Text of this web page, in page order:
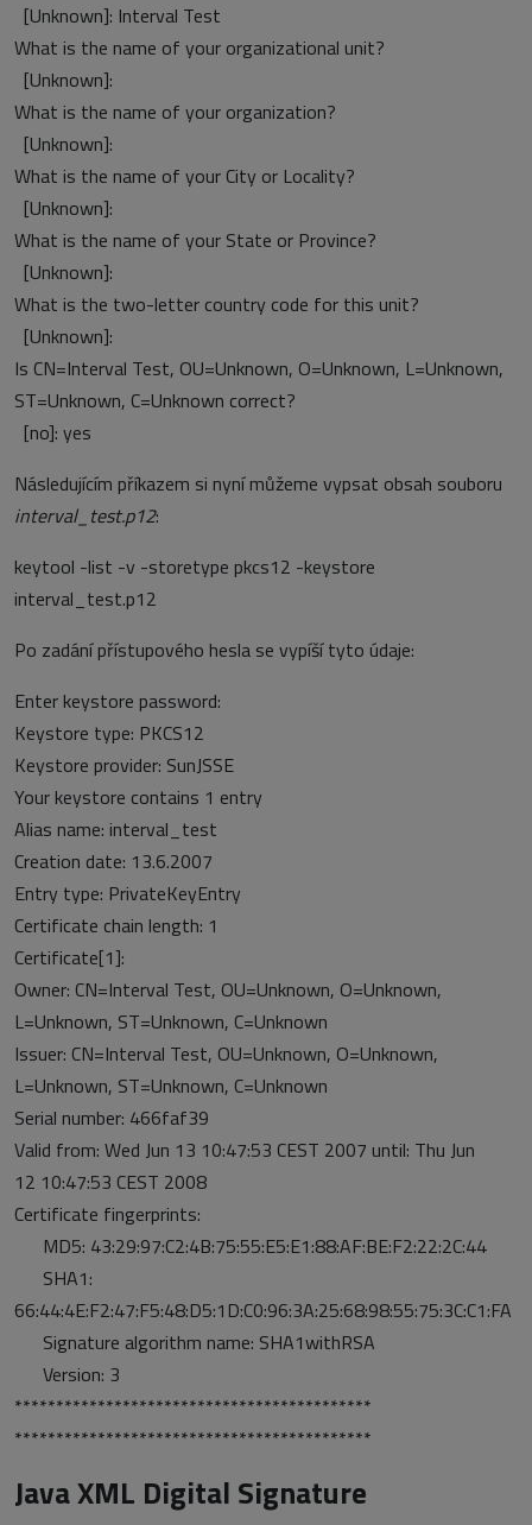
[Unknown]: Interval Test
What is the name of your organizational unit?
[Unknown]:
What is the name of your organization?
[Unknown]:
What is the name of your City or Locality?
[Unknown]:
What is the name of your State or Province?
[Unknown]:
What is the two-letter country code for this unit?
[Unknown]:
Is CN=Interval Test, OU=Unknown, O=Unknown, L=Unknown,
ST=Unknown, C=Unknown correct?
[no]: yes
Následujícím příkazem si nyní můžeme vypsat obsah souboru
interval_test.p12:
keytool -list -v -storetype pkcs12 -keystore
interval_test.p12
Po zadání přístupového hesla se vypíší tyto údaje:
Enter keystore password:
Keystore type: PKCS12
Keystore provider: SunJSSE
Your keystore contains 1 entry
Alias name: interval_test
Creation date: 13.6.2007
Entry type: PrivateKeyEntry
Certificate chain length: 1
Certificate[1]:
Owner: CN=Interval Test, OU=Unknown, O=Unknown,
L=Unknown, ST=Unknown, C=Unknown
Issuer: CN=Interval Test, OU=Unknown, O=Unknown,
L=Unknown, ST=Unknown, C=Unknown
Serial number: 466faf39
Valid from: Wed Jun 13 10:47:53 CEST 2007 until: Thu Jun
12 10:47:53 CEST 2008
Certificate fingerprints:
MD5: 43:29:97:C2:4B:75:55:E5:E1:88:AF:BE:F2:22:2C:44
SHA1:
66:44:4E:F2:47:F5:48:D5:1D:C0:96:3A:25:68:98:55:75:3C:C1:FA
Signature algorithm name: SHA1withRSA
Version: 3
*******************************************
*******************************************
Java XML Digital Signature